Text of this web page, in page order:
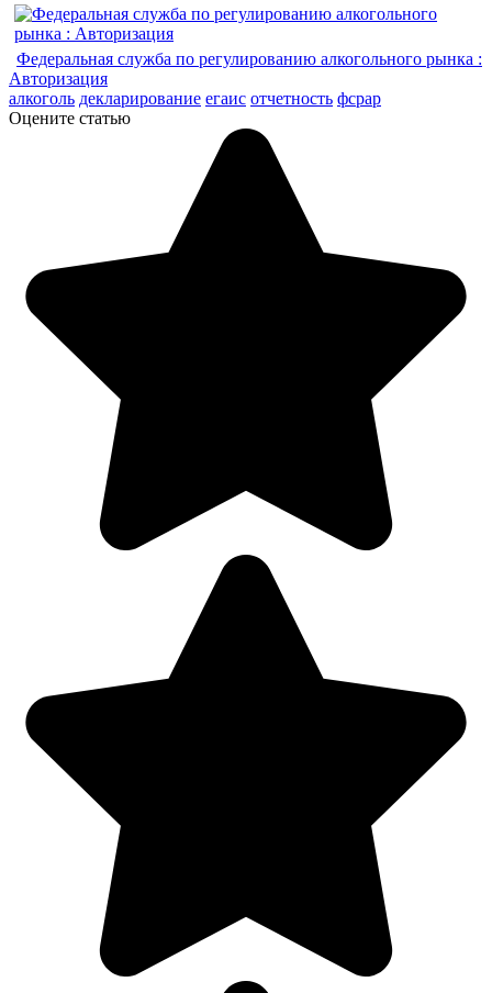
Федеральная служба по регулированию алкогольного рынка :
Авторизация
алкоголь декларирование егаис отчетность фсрар
Оцените статью